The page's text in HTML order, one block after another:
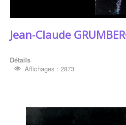
Jean-Claude
Détails
Affichages : 2873